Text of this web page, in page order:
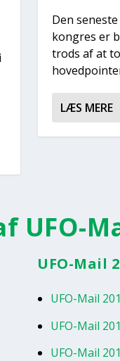
Den
kon­gres er
trods af at
LÆS MERE
UFO-
UFO-Mail
UFO-Mail
UFO-Mail
UFO-Mail